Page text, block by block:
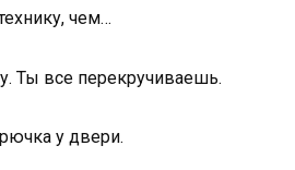
чем…
Ты все перекручиваешь.
у двери.